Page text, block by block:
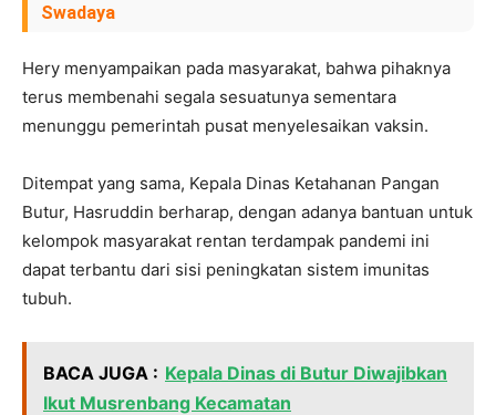
Swadaya
Hery menyampaikan pada masyarakat, bahwa pihaknya
terus membenahi segala sesuatunya sementara
menunggu pemerintah pusat menyelesaikan vaksin.
Ditempat yang sama, Kepala Dinas Ketahanan Pangan
Butur, Hasruddin berharap, dengan adanya bantuan untuk
kelompok masyarakat rentan terdampak pandemi ini
dapat terbantu dari sisi peningkatan sistem imunitas
tubuh.
BACA JUGA : Kepala Dinas di Butur Diwajibkan
Ikut Musrenbang Kecamatan